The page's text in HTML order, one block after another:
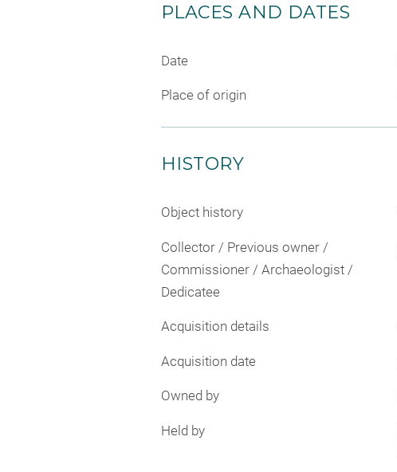
PLACES AND DATES
Date
Place of origin
HISTORY
Object history
Collector / Previous owner /
Commissioner / Archaeologist /
Dedicatee
Acquisition details
Acquisition date
Owned by
Held by